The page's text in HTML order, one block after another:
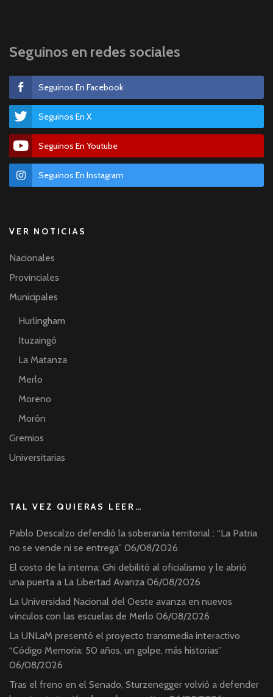
Seguinos en redes sociales
Seguinos En Facebook
Seguinos En X
Seguinos En Youtube
Seguinos En Instagram
VER NOTICIAS
Nacionales
Provinciales
Municipales
Hurlingham
Ituzaingó
La Matanza
Merlo
Moreno
Morón
Gremios
Universitarias
TAL VEZ QUIERAS LEER…
Pablo Descalzo defendió la soberanía territorial : “La Patria
no se vende ni se entrega” 06/08/2026
El costo de la interna: Ghi debilitó al oficialismo y le abrió
una puerta a La Libertad Avanza 06/08/2026
La Universidad Nacional del Oeste avanza en nuevos
vínculos con las escuelas de Merlo 06/08/2026
La UNLaM presentó el proyecto transmedia interactivo
“Código Memoria: 50 años, un golpe, más historias”
06/08/2026
Tras el freno en el Senado, Sturzenegger volvió a defender